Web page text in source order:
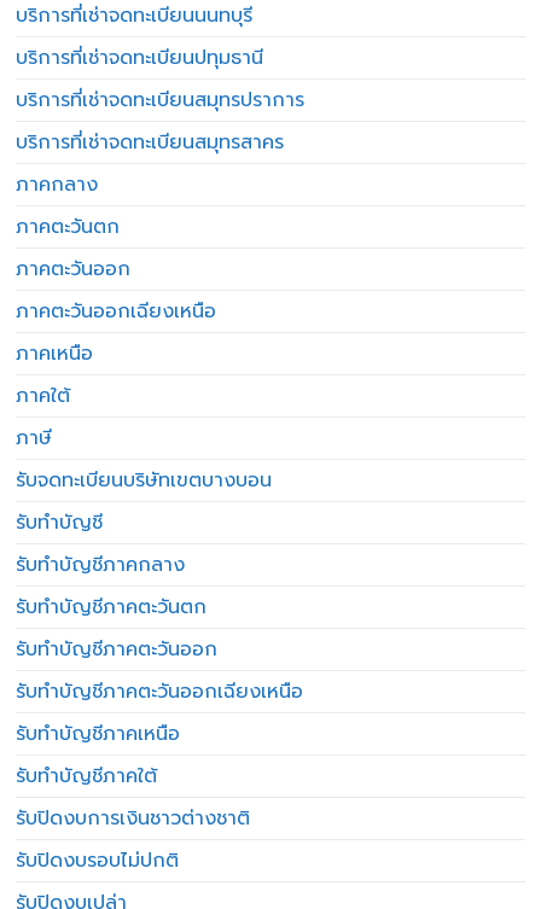
บริการที่เช่าจดทะเบียนนนทบุรี
บริการที่เช่าจดทะเบียนปทุมธานี
บริการที่เช่าจดทะเบียนสมุทรปราการ
บริการที่เช่าจดทะเบียนสมุทรสาคร
ภาคกลาง
ภาคตะวันตก
ภาคตะวันออก
ภาคตะวันออกเฉียงเหนือ
ภาคเหนือ
ภาคใต้
ภาษี
รับจดทะเบียนบริษัทเขตบางบอน
รับทำบัญชี
รับทำบัญชีภาคกลาง
รับทำบัญชีภาคตะวันตก
รับทำบัญชีภาคตะวันออก
รับทำบัญชีภาคตะวันออกเฉียงเหนือ
รับทำบัญชีภาคเหนือ
รับทำบัญชีภาคใต้
รับปิดงบการเงินชาวต่างชาติ
รับปิดงบรอบไม่ปกติ
รับปิดงบเปล่า